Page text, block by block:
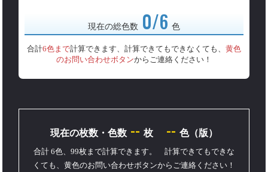
現在の総色数 0/6 色
合計6色まで計算できます、計算できてもできなくても、 黄色
のお問い合わせボタンからご連絡ください！
現在の枚数・色数 -- 枚 -- 色（版）
合計 6色、99枚まで計算できます。 計算できてもできな
くても、黄色のお問い合わせボタンからご連絡ください！